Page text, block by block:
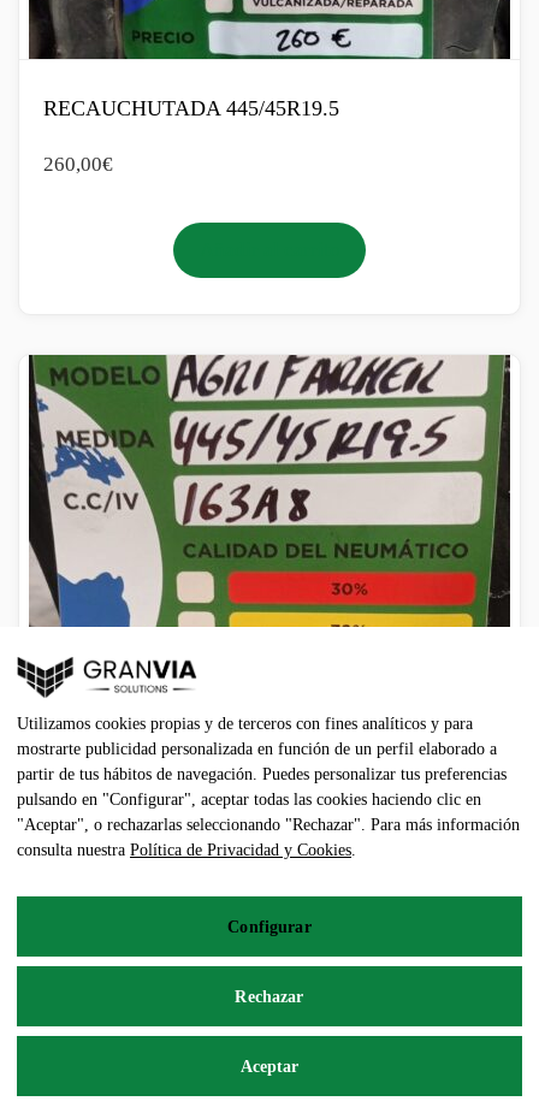
RECAUCHUTADA 445/45R19.5
260,00€
Añadir al carrito
Utilizamos cookies propias y de terceros con fines analíticos y para
mostrarte publicidad personalizada en función de un perfil elaborado a
partir de tus hábitos de navegación. Puedes personalizar tus preferencias
pulsando en "Configurar", aceptar todas las cookies haciendo clic en
"Aceptar", o rechazarlas seleccionando "Rechazar". Para más información
consulta nuestra Política de Privacidad y Cookies.
Configurar
Rechazar
Aceptar